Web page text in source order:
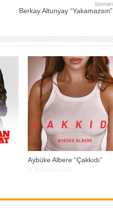
Sonraki
Berkay Altunyay “Yakamazsın”
Aybüke Albere “Çakkıdı”